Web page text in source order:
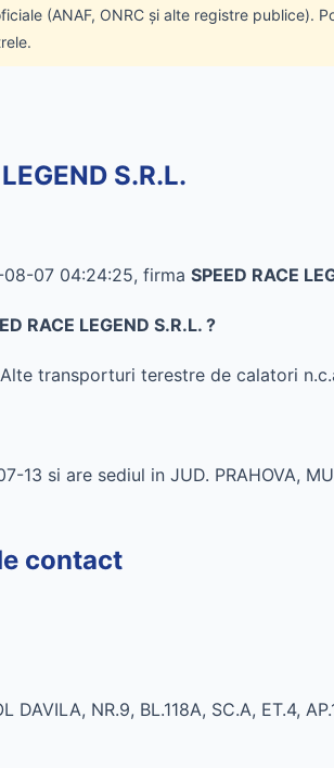
(ANAF, ONRC și alte registre publice).
S.R.L.
07 04:24:25, firma SPEED RACE
RACE LEGEND S.R.L. ?
transporturi terestre de calatori
si are sediul in JUD. PRAHOVA,
contact
DAVILA, NR.9, BL.118A, SC.A, ET.4,